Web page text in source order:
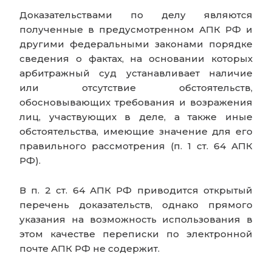
Доказательствами по делу являются
полученные в предусмотренном АПК РФ и
другими федеральными законами порядке
сведения о фактах, на основании которых
арбитражный суд устанавливает наличие
или отсутствие обстоятельств,
обосновывающих требования и возражения
лиц, участвующих в деле, а также иные
обстоятельства, имеющие значение для его
правильного рассмотрения (п. 1 ст. 64 АПК
РФ).
В п. 2 ст. 64 АПК РФ приводится открытый
перечень доказательств, однако прямого
указания на возможность использования в
этом качестве переписки по электронной
почте АПК РФ не содержит.